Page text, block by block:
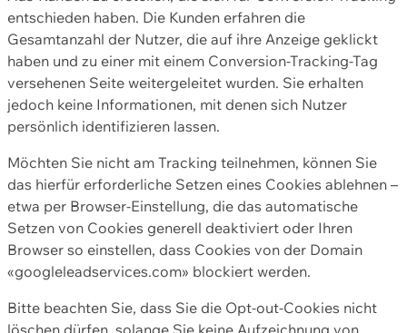
entschieden haben. Die Kunden erfahren die
Gesamtanzahl der Nutzer, die auf ihre Anzeige geklickt
haben und zu einer mit einem Conversion-Tracking-Tag
versehenen Seite weitergeleitet wurden. Sie erhalten
jedoch keine Informationen, mit denen sich Nutzer
persönlich identifizieren lassen.
Möchten Sie nicht am Tracking teilnehmen, können Sie
das hierfür erforderliche Setzen eines Cookies ablehnen –
etwa per Browser-Einstellung, die das automatische
Setzen von Cookies generell deaktiviert oder Ihren
Browser so einstellen, dass Cookies von der Domain
«googleleadservices.com» blockiert werden.
Bitte beachten Sie, dass Sie die Opt-out-Cookies nicht